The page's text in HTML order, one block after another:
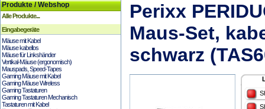
Produkte / Webshop
Alle Produkte...
Eingabegeräte
Mäuse mit Kabel
Mäuse kabellos
Mäuse für Linkshänder
Vertikal-Mäuse (ergonomisch)
Mauspads, Speed-Tapes
Gaming Mäuse mit Kabel
Gaming Mäuse Wireless
Gaming Tastaturen
Gaming Tastaturen Mechanisch
Tastaturen mit Kabel
Perixx
Maus-Set,
schwarz